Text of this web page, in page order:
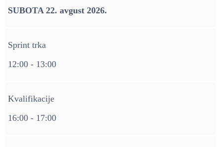
SUBOTA 22. avgust 2026.
Sprint trka
12:00 - 13:00
Kvalifikacije
16:00 - 17:00